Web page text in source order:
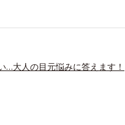
…大人の目元悩みに答えます！